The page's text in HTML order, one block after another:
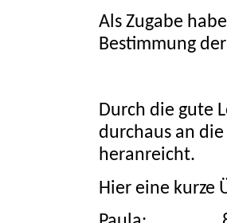
Als Zugabe
Bestimmung
Durch die gute
durchaus an
heranreicht.
Hier eine kurze